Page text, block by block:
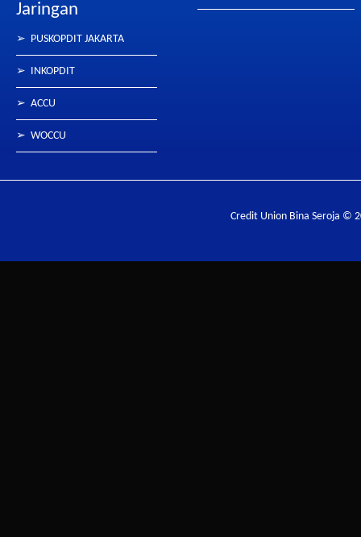
Jaringan
➢ PUSKOPDIT JAKARTA
➢ INKOPDIT
➢ ACCU
➢ WOCCU
Credit Union Bina Seroja ©